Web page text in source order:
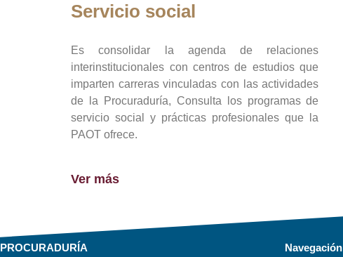
Servicio social
Es consolidar la agenda de relaciones
interinstitucionales con centros de estudios que
imparten carreras vinculadas con las actividades
de la Procuraduría, Consulta los programas de
servicio social y prácticas profesionales que la
PAOT ofrece.
Ver más
PROCURADURÍA Navegación